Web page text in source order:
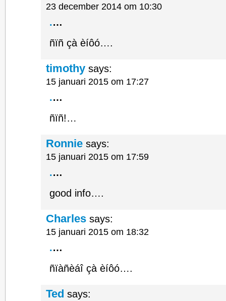
23 december 2014 om 10:30
.…
ñïñ çà èíôó….
timothy says:
15 januari 2015 om 17:27
.…
ñïñ!…
Ronnie says:
15 januari 2015 om 17:59
.…
good info….
Charles says:
15 januari 2015 om 18:32
.…
ñïàñèáî çà èíôó….
Ted says: